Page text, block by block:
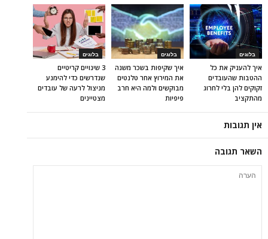
בלוגים
3 שינויים קריטיים
שנדרשים כדי להימנע
מניצול לרעה של עובדים
מצטיינים
בלוגים
איך שקיפות בשכר משנה
את המירוץ אחר טלנטים
מבוקשים ולמה היא חרב
פיפיות
בלוגים
איך להעניק את כל
ההטבות שהעובדים
זקוקים להן בלי לחרוג
מהתקציב
אין תגובות
השאר תגובה